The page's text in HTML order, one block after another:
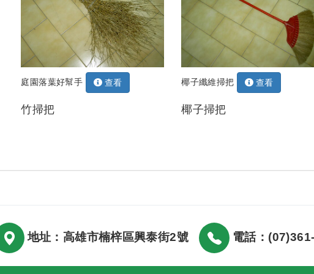
庭園落葉好幫手 查看
竹掃把
椰子纖維掃把 查看
椰子掃把
地址：高雄市楠梓區興泰街2號 電話：